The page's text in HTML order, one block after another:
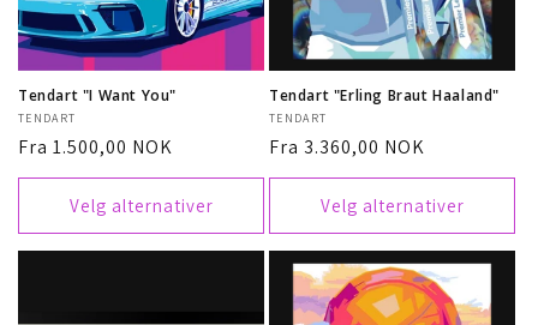
Tendart "I Want You"
Selger:
TENDART
Vanlig
pris
Fra 1.500,00 NOK
Velg alternativer
Tendart "Erling Braut Haaland"
Selger:
TENDART
Vanlig
pris
Fra 3.360,00 NOK
Velg alternativer